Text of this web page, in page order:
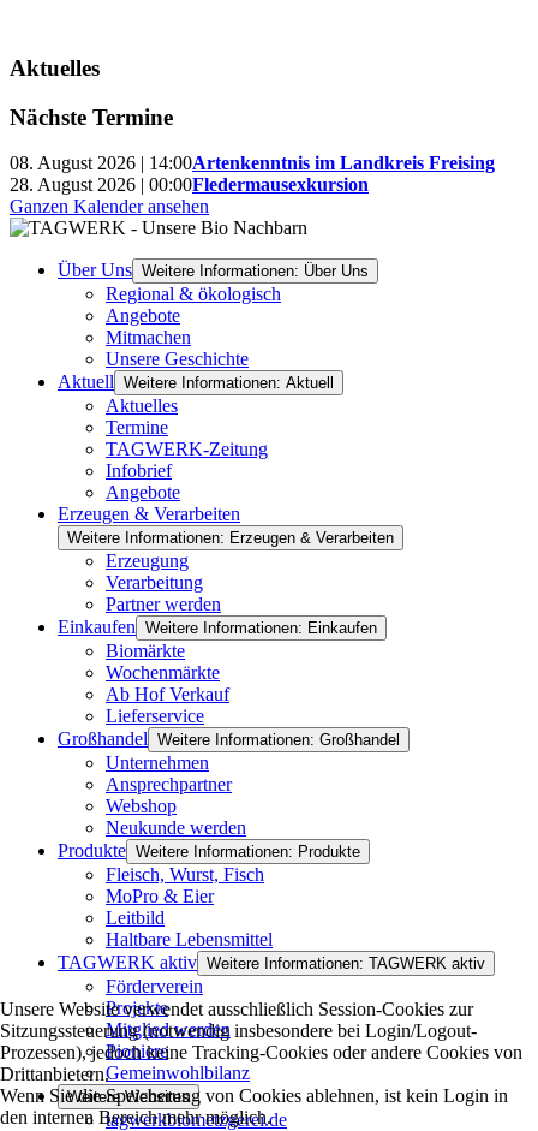
Aktuelles
Nächste Termine
08. August 2026 | 14:00Artenkenntnis im Landkreis Freising
28. August 2026 | 00:00Fledermausexkursion
Ganzen Kalender ansehen
Über Uns Weitere Informationen: Über Uns
Regional & ökologisch
Angebote
Mitmachen
Unsere Geschichte
Aktuell Weitere Informationen: Aktuell
Aktuelles
Termine
TAGWERK-Zeitung
Infobrief
Angebote
Erzeugen & Verarbeiten
Weitere Informationen: Erzeugen & Verarbeiten
Erzeugung
Verarbeitung
Partner werden
Einkaufen Weitere Informationen: Einkaufen
Biomärkte
Wochenmärkte
Ab Hof Verkauf
Lieferservice
Großhandel Weitere Informationen: Großhandel
Unternehmen
Ansprechpartner
Webshop
Neukunde werden
Produkte Weitere Informationen: Produkte
Fleisch, Wurst, Fisch
MoPro & Eier
Leitbild
Haltbare Lebensmittel
TAGWERK aktiv Weitere Informationen: TAGWERK aktiv
Förderverein
Projekte
Mitglied werden
Pioniere
Gemeinwohlbilanz
Weitere Websites
tagwerkbiometzgerei.de
Unsere Website verwendet ausschließlich Session-Cookies zur
Sitzungssteuerung (notwendig insbesondere bei Login/Logout-
Prozessen), jedoch keine Tracking-Cookies oder andere Cookies von
Drittanbietern.
Wenn Sie die Speicherung von Cookies ablehnen, ist kein Login in
den internen Bereich mehr möglich.